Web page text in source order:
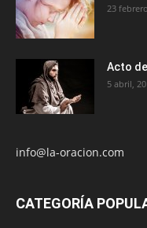
23
Acto
5 abril,
info@la-oracion.com
CATEGORÍA